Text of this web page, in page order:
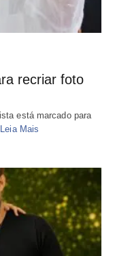
recriar foto
está marcado para
Leia Mais